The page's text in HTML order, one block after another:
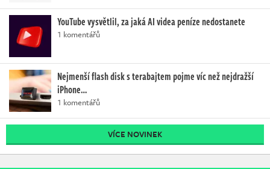
YouTube vysvětlil, za jaká AI videa peníze nedostanete
1 komentářů
Nejmenší flash disk s terabajtem pojme víc než nejdražší
iPhone…
1 komentářů
VÍCE NOVINEK